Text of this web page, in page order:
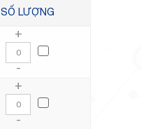
SỐ LƯỢNG
+
-
+
-